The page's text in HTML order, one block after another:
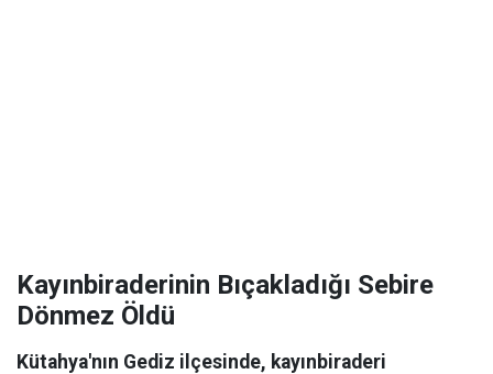
Kayınbiraderinin Bıçakladığı Sebire
Dönmez Öldü
Kütahya'nın Gediz ilçesinde, kayınbiraderi